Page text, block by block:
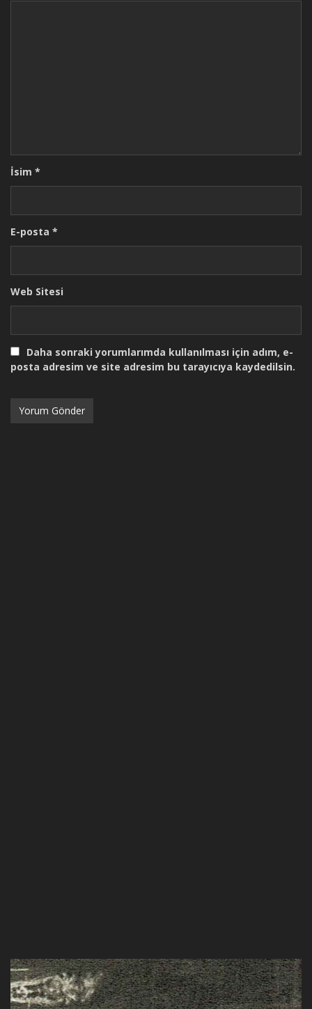
İsim *
E-posta *
Web Sitesi
Daha sonraki yorumlarımda kullanılması için adım, e-
posta adresim ve site adresim bu tarayıcıya kaydedilsin.